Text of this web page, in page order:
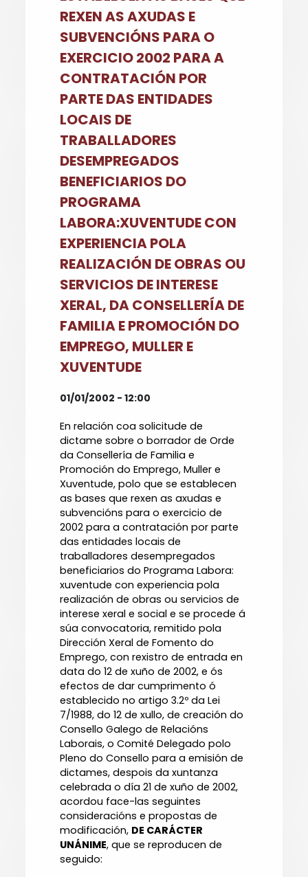
REXEN AS AXUDAS E
SUBVENCIÓNS PARA O
EXERCICIO 2002 PARA A
CONTRATACIÓN POR
PARTE DAS ENTIDADES
LOCAIS DE
TRABALLADORES
DESEMPREGADOS
BENEFICIARIOS DO
PROGRAMA
LABORA:XUVENTUDE CON
EXPERIENCIA POLA
REALIZACIÓN DE OBRAS OU
SERVICIOS DE INTERESE
XERAL, DA CONSELLERÍA DE
FAMILIA E PROMOCIÓN DO
EMPREGO, MULLER E
XUVENTUDE
01/01/2002 - 12:00
En relación coa solicitude de
dictame sobre o borrador de Orde
da Consellería de Familia e
Promoción do Emprego, Muller e
Xuventude, polo que se establecen
as bases que rexen as axudas e
subvencións para o exercicio de
2002 para a contratación por parte
das entidades locais de
traballadores desempregados
beneficiarios do Programa Labora:
xuventude con experiencia pola
realización de obras ou servicios de
interese xeral e social e se procede á
súa convocatoria, remitido pola
Dirección Xeral de Fomento do
Emprego, con rexistro de entrada en
data do 12 de xuño de 2002, e ós
efectos de dar cumprimento ó
establecido no artigo 3.2º da Lei
7/1988, do 12 de xullo, de creación do
Consello Galego de Relacións
Laborais, o Comité Delegado polo
Pleno do Consello para a emisión de
dictames, despois da xuntanza
celebrada o día 21 de xuño de 2002,
acordou face-las seguintes
consideracións e propostas de
modificación, DE CARÁCTER
UNÁNIME, que se reproducen de
seguido: